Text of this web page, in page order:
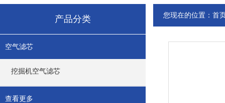
产品分类
空气滤芯
挖掘机空气滤芯
查看更多
您现在的位置： 首